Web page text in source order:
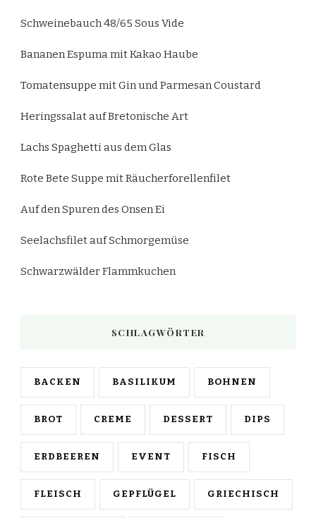
Schweinebauch 48/65 Sous Vide
Bananen Espuma mit Kakao Haube
Tomatensuppe mit Gin und Parmesan Coustard
Heringssalat auf Bretonische Art
Lachs Spaghetti aus dem Glas
Rote Bete Suppe mit Räucherforellenfilet
Auf den Spuren des Onsen Ei
Seelachsfilet auf Schmorgemüse
Schwarzwälder Flammkuchen
SCHLAGWÖRTER
BACKEN BASILIKUM BOHNEN
BROT CREME DESSERT DIPS
ERDBEEREN EVENT FISCH
FLEISCH GEPFLÜGEL GRIECHISCH